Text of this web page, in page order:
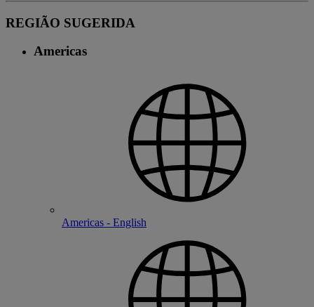
REGIÃO SUGERIDA
Americas
Americas - English